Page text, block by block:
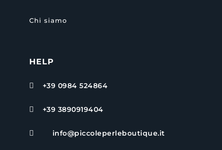
Chi siamo
HELP
 +39 0984 524864
 +39 3890919404
 info@piccoleperleboutique.it